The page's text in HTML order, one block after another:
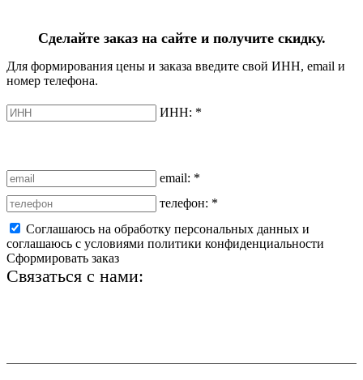
Сделайте заказ на сайте и получите скидку.
Для формирования цены и заказа введите свой ИНН, email и
номер телефона.
ИНН: *
email: *
телефон: *
Соглашаюсь на обработку персональных данных и
соглашаюсь с условиями политики конфиденциальности
Сформировать заказ
Связаться с нами: